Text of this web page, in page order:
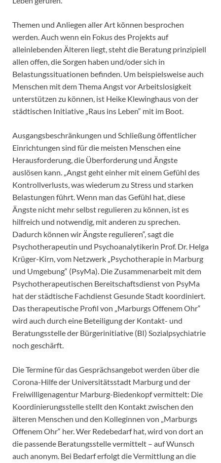
Themen und Anliegen aller Art können besprochen
werden. Auch wenn ein Fokus des Projekts auf
alleinlebenden Älteren liegt, steht die Beratung prinzipiell
allen offen, die Sorgen haben und/oder sich in
Belastungssituationen befinden. Um beispielsweise auch
Menschen mit dem Thema Angst vor Arbeitslosigkeit
unterstützen zu können, ist Heike Klewinghaus von der
städtischen Initiative „Raus ins Leben“ mit im Boot.
Ausgangsbeschränkungen und Schließung öffentlicher
Einrichtungen sind für die meisten Menschen eine
Herausforderung, die Überforderung und Ängste
auslösen kann. „Angst geht einher mit einem Gefühl des
Kontrollverlusts, was wiederum zu Stress und starken
Belastungen führt. Wenn man das Gefühl hat, diese
Ängste nicht mehr selbst regulieren zu können, ist es
hilfreich und notwendig, mit anderen zu sprechen.
Dadurch können wir Ängste regulieren“, sagt die
Psychotherapeutin und Psychoanalytikerin Prof. Dr. Helga
Krüger-Kirn, vom Netzwerk „Psychotherapie in Marburg
und Umgebung“ (PsyMa). Die Zusammenarbeit mit dem
Psychotherapeutischen Bereitschaftsdienst von PsyMa
hat der städtische Fachdienst Gesunde Stadt koordiniert.
Das therapeutische Profil von „Marburgs Offenem Ohr“
wird auch durch eine Beteiligung der Kontakt- und
Beratungsstelle der Bürgerinitiative (BI) Sozialpsychiatrie
noch geschärft.
Die Termine für das Gesprächsangebot werden über die
Corona-Hilfe der Universitätsstadt Marburg und der
Freiwilligenagentur Marburg-Biedenkopf vermittelt: Die
Koordinierungsstelle stellt den Kontakt zwischen den
älteren Menschen und den Kolleginnen von „Marburgs
Offenem Ohr“ her. Wer Redebedarf hat, wird von dort an
die passende Beratungsstelle vermittelt – auf Wunsch
auch anonym. Bei Bedarf erfolgt die Vermittlung an die